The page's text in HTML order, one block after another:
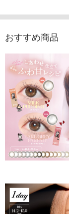
おすすめ商品